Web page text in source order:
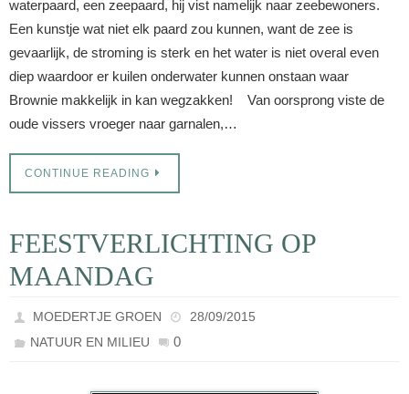
waterpaard, een zeepaard, hij vist namelijk naar zeebewoners.
Een kunstje wat niet elk paard zou kunnen, want de zee is
gevaarlijk, de stroming is sterk en het water is niet overal even
diep waardoor er kuilen onderwater kunnen onstaan waar
Brownie makkelijk in kan wegzakken! Van oorsprong viste de
oude vissers vroeger naar garnalen,…
CONTINUE READING
FEESTVERLICHTING OP
MAANDAG
MOEDERTJE GROEN
28/09/2015
NATUUR EN MILIEU
0